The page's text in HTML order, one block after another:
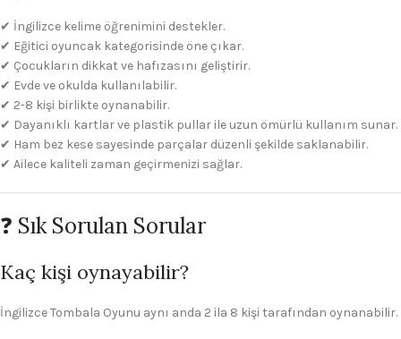
✔ İngilizce kelime öğrenimini destekler.
✔ Eğitici oyuncak kategorisinde öne çıkar.
✔ Çocukların dikkat ve hafızasını geliştirir.
✔ Evde ve okulda kullanılabilir.
✔ 2-8 kişi birlikte oynanabilir.
✔ Dayanıklı kartlar ve plastik pullar ile uzun ömürlü kullanım sunar.
✔ Ham bez kese sayesinde parçalar düzenli şekilde saklanabilir.
✔ Ailece kaliteli zaman geçirmenizi sağlar.
❓ Sık Sorulan Sorular
Kaç kişi oynayabilir?
İngilizce Tombala Oyunu aynı anda 2 ila 8 kişi tarafından oynanabilir.